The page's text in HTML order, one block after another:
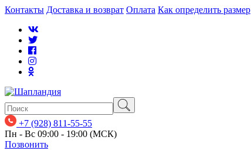
Контакты Доставка и возврат Оплата Как определить размер
+7 (928) 811-55-55
Пн - Вс 09:00 - 19:00 (МСК)
Позвонить